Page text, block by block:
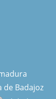
de Badajoz